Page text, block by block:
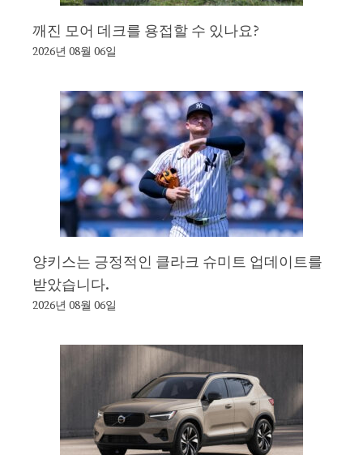
깨진 모어 데크를 용접할 수 있나요?
2026년 08월 06일
양키스는 긍정적인 클라크 슈미트 업데이트를
받았습니다.
2026년 08월 06일